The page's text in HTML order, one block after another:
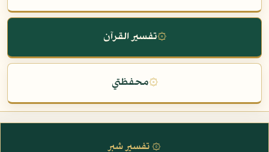
۞تفسير القرآن
۞محفظتي
۞ تفسير شبر